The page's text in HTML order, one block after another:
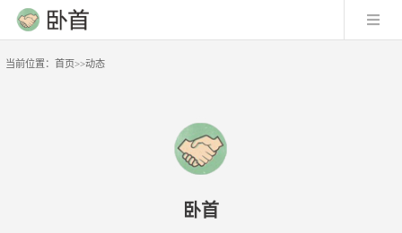
当前位置： 首页>>动态
卧首